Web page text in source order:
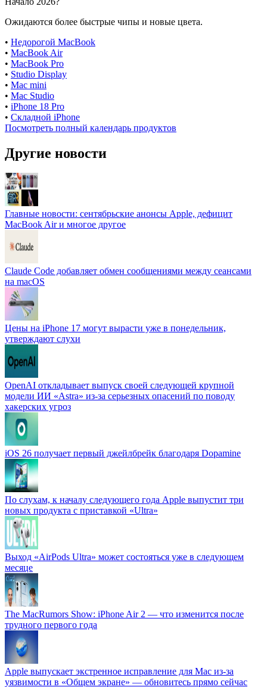
Ожидаются более быстрые чипы и новые цвета.
• Недорогой MacBook
• MacBook Air
• MacBook Pro
• Studio Display
• Mac mini
• Mac Studio
• iPhone 18 Pro
• Складной iPhone
Посмотреть полный календарь продуктов
Другие новости
Главные новости: сентябрьские анонсы Apple, дефицит
MacBook Air и многое другое
Claude Code добавляет обмен сообщениями между сеансами
на macOS
Цены на iPhone 17 могут вырасти уже в понедельник,
утверждают слухи
OpenAI откладывает выпуск своей следующей крупной
модели ИИ «Astra» из-за серьезных опасений по поводу
хакерских угроз
iOS 26 получает первый джейлбрейк благодаря Dopamine
По слухам, к началу следующего года Apple выпустит три
новых продукта с приставкой «Ultra»
Выход «AirPods Ultra» может состояться уже в следующем
месяце
The MacRumors Show: iPhone Air 2 — что изменится после
трудного первого года
Apple выпускает экстренное исправление для Mac из-за
уязвимости в «Общем экране» — обновитесь прямо сейчас